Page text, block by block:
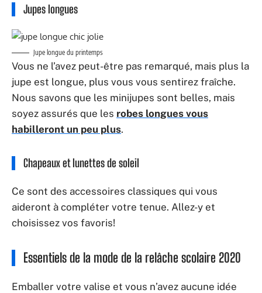
Jupes longues
Jupe longue du printemps
Vous ne l’avez peut-être pas remarqué, mais plus la
jupe est longue, plus vous vous sentirez fraîche.
Nous savons que les minijupes sont belles, mais
soyez assurés que les robes longues vous
habilleront un peu plus.
Chapeaux et lunettes de soleil
Ce sont des accessoires classiques qui vous
aideront à compléter votre tenue. Allez-y et
choisissez vos favoris!
Essentiels de la mode de la relâche scolaire 2020
Emballer votre valise et vous n’avez aucune idée